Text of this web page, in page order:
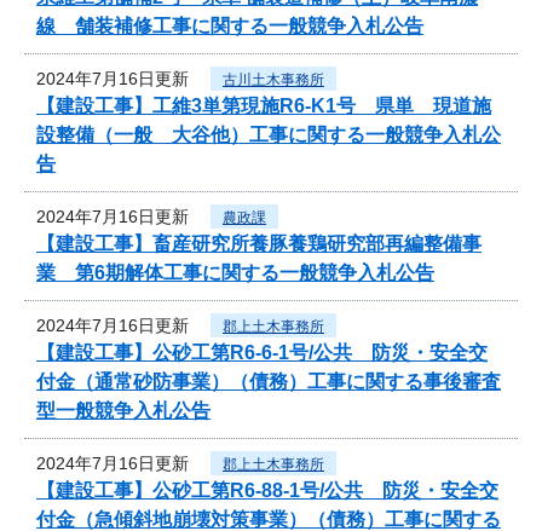
線 舗装補修工事に関する一般競争入札公告
2024年7月16日更新 古川土木事務所
【建設工事】工維3単第現施R6-K1号 県単 現道施
設整備（一般 大谷他）工事に関する一般競争入札公
告
2024年7月16日更新 農政課
【建設工事】畜産研究所養豚養鶏研究部再編整備事
業 第6期解体工事に関する一般競争入札公告
2024年7月16日更新 郡上土木事務所
【建設工事】公砂工第R6-6-1号/公共 防災・安全交
付金（通常砂防事業）（債務）工事に関する事後審査
型一般競争入札公告
2024年7月16日更新 郡上土木事務所
【建設工事】公砂工第R6-88-1号/公共 防災・安全交
付金（急傾斜地崩壊対策事業）（債務）工事に関する